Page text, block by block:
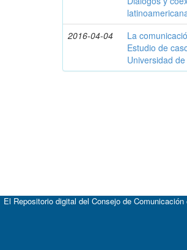
2016-04-04
La
Estudio de
Universidad
El Repositorio digital del Consejo de